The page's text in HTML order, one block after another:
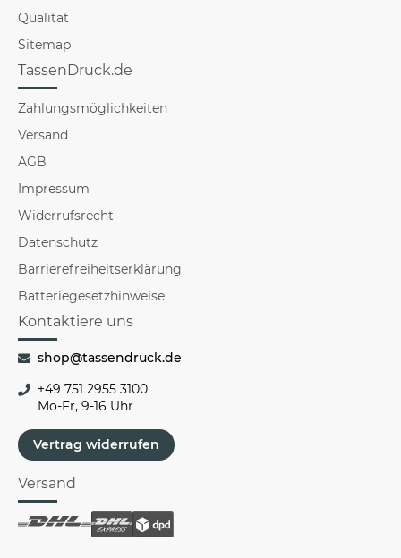
Qualität
Sitemap
TassenDruck.de
Zahlungsmöglichkeiten
Versand
AGB
Impressum
Widerrufsrecht
Datenschutz
Barrierefreiheitserklärung
Batteriegesetzhinweise
Kontaktiere uns
shop@tassendruck.de
+49 751 2955 3100
Mo-Fr, 9-16 Uhr
Vertrag widerrufen
Versand